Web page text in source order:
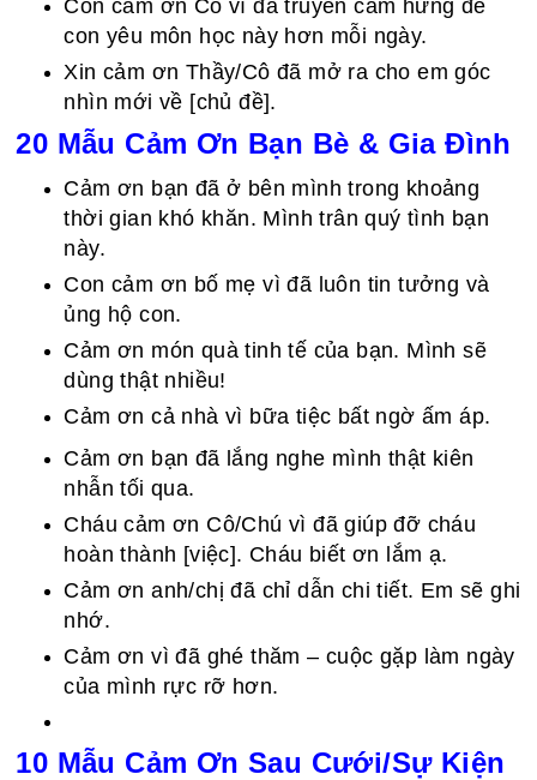
Con cảm ơn Cô vì đã truyền cảm hứng để
con yêu môn học này hơn mỗi ngày.
Xin cảm ơn Thầy/Cô đã mở ra cho em góc
nhìn mới về [chủ đề].
20 Mẫu Cảm Ơn Bạn Bè & Gia Đình
Cảm ơn bạn đã ở bên mình trong khoảng
thời gian khó khăn. Mình trân quý tình bạn
này.
Con cảm ơn bố mẹ vì đã luôn tin tưởng và
ủng hộ con.
Cảm ơn món quà tinh tế của bạn. Mình sẽ
dùng thật nhiều!
Cảm ơn cả nhà vì bữa tiệc bất ngờ ấm áp.
Cảm ơn bạn đã lắng nghe mình thật kiên
nhẫn tối qua.
Cháu cảm ơn Cô/Chú vì đã giúp đỡ cháu
hoàn thành [việc]. Cháu biết ơn lắm ạ.
Cảm ơn anh/chị đã chỉ dẫn chi tiết. Em sẽ ghi
nhớ.
Cảm ơn vì đã ghé thăm – cuộc gặp làm ngày
của mình rực rỡ hơn.
10 Mẫu Cảm Ơn Sau Cưới/Sự Kiện